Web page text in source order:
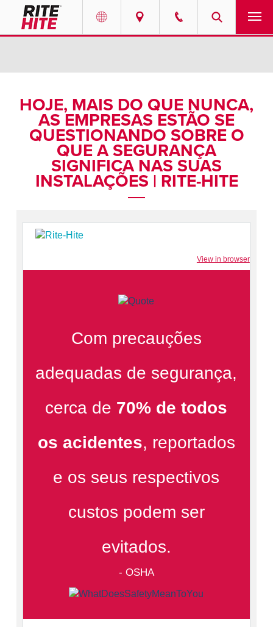
English
Español
Portuguese
English
ASIA PACIFIC
MIDDLE EAST/AFRICA
SOLUÇÕES
SOBRE NÓS
CONTATO
ENCONTRAR UM REPRESENTANTE
HOJE, MAIS DO QUE NUNCA,
AS EMPRESAS ESTÃO SE
QUESTIONANDO SOBRE O
QUE A SEGURANÇA
SIGNIFICA NAS SUAS
INSTALAÇÕES | RITE-HITE
View in browser
Com precauções
adequadas de segurança,
cerca de 70% de todos
os acidentes, reportados
e os seus respectivos
custos podem ser
evitados.
- OSHA